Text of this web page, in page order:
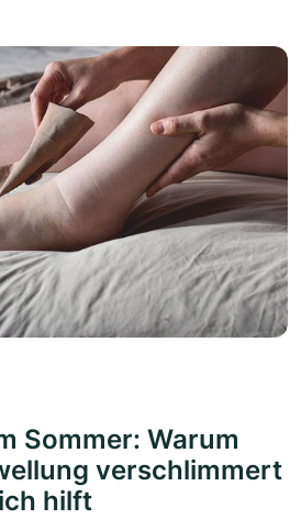
Sommer: Warum
verschlimmert
hilft